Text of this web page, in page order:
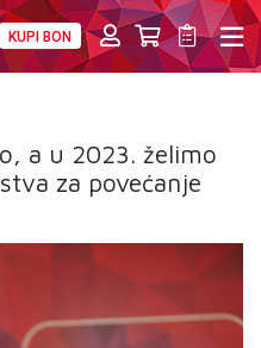
KUPI BON
a u 2023. želimo
za povećanje